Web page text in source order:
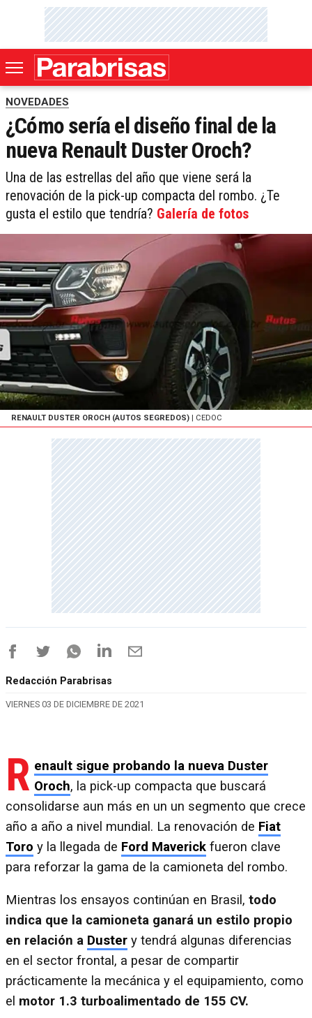
NOVEDADES
¿Cómo sería el diseño final de la
nueva Renault Duster Oroch?
Una de las estrellas del año que viene será la
renovación de la pick-up compacta del rombo. ¿Te
gusta el estilo que tendría? Galería de fotos
RENAULT DUSTER OROCH (AUTOS SEGREDOS) | CEDOC
Redacción Parabrisas
VIERNES 03 DE DICIEMBRE DE 2021
R enault sigue probando la nueva Duster
Oroch, la pick-up compacta que buscará
consolidarse aun más en un un segmento que crece
año a año a nivel mundial. La renovación de Fiat
Toro y la llegada de Ford Maverick fueron clave
para reforzar la gama de la camioneta del rombo.
Mientras los ensayos continúan en Brasil, todo
indica que la camioneta ganará un estilo propio
en relación a Duster y tendrá algunas diferencias
en el sector frontal, a pesar de compartir
prácticamente la mecánica y el equipamiento, como
el motor 1.3 turboalimentado de 155 CV.